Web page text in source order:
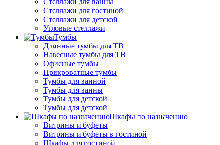
Стеллажи для ванны
Стеллажи для гостиной
Стеллажи для детской
Угловые стеллажи
Тумбы
Длинные тумбы для ТВ
Навесные тумбы для ТВ
Офисные тумбы
Прикроватные тумбы
Тумбы для ванной
Тумбы для ванны
Тумбы для детской
Тумбы для детской
Шкафы по назначению
Витрины и буфеты
Витрины и буфеты в гостиной
Шкафы для гостиной